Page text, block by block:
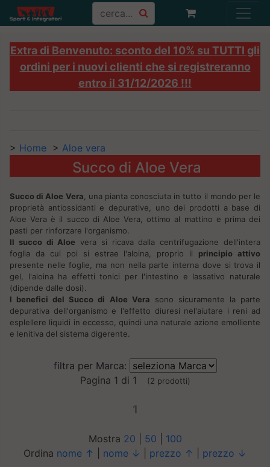
Extra di Benvenuto: sconto del 10% su TUTTI gli
ordini per i nuovi clienti che si registreranno
entro il 31/12/2026 !!!
> Home > Aloe vera
Succo di Aloe Vera
Succo di Aloe Vera , una pianta conosciuta in tutto il mondo per le
proprietà antiossidanti e depurative, uno dei prodotti a base di
Aloe Vera è il succo di Aloe Vera, ottimo al mattino e prima dei
pasti per rinforzare l'organismo.
Il succo di Aloe vera si ricava dalla centrifugazione dell'intera
foglia da cui poi si estrae l'aloina, proprio il principio attivo
presente nelle foglie, ma non nella parte interna dove si trova il
gel, l'aloina ha effetti tonici per l'intestino e lassativo naturale
(dipende dalle dosi).
I benefici del Succo di Aloe Vera sono sicuramente la parte
depurativa dell'organismo e l'effetto diuresi nel'aiutare i reni ad
esplellere liquidi in eccesso, quindi una naturale azione emolliente
e lenitiva del sistema digerente.
filtra per Marca:
Pagina 1 di 1
(2 prodotti)
1
Mostra 20 50
100
Ordina nome ↑ nome ↓ prezzo ↑ prezzo ↓